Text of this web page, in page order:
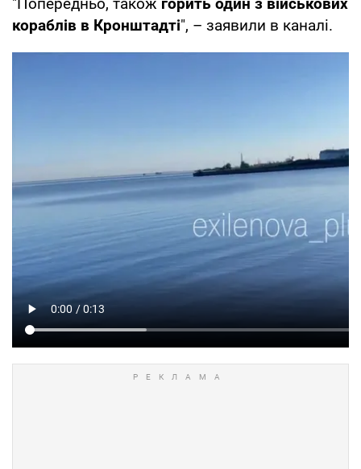
кораблів в Кронштадті", – заявили в каналі.